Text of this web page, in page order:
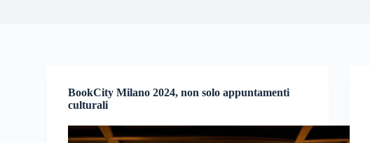
BookCity Milano 2024, non solo appuntamenti
culturali